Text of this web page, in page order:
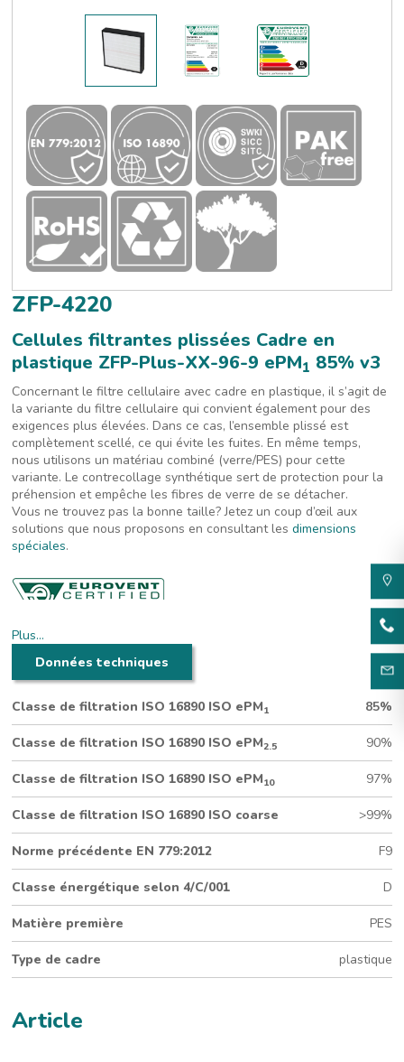
ZFP-4220
Cellules filtrantes plissées Cadre en
plastique ZFP-Plus-XX-96-9 ePM1 85% v3
Concernant le filtre cellulaire avec cadre en plastique, il s’agit de
la variante du filtre cellulaire qui convient également pour des
exigences plus élevées. Dans ce cas, l’ensemble plissé est
complètement scellé, ce qui évite les fuites. En même temps,
nous utilisons un matériau combiné (verre/PES) pour cette
variante. Le contrecollage synthétique sert de protection pour la
préhension et empêche les fibres de verre de se détacher.
Vous ne trouvez pas la bonne taille? Jetez un coup d’œil aux
solutions que nous proposons en consultant lesdimensions
spéciales.
Filtre cellulaire plissé avec un matériau combiné (micro-verre
96 mm d’épaisseur
Cadre en plastique recyclé
Média plissé verre/PES
Plus…
Données techniques
Classe de filtration ISO 16890 ISO ePM1 85%
Classe de filtration ISO 16890 ISO ePM2.5 90%
Classe de filtration ISO 16890 ISO ePM10 97%
Classe de filtration ISO 16890 ISO coarse >99%
Norme précédente EN 779:2012 F9
Classe énergétique selon 4/C/001 D
Matière première PES
Type de cadre plastique
Article